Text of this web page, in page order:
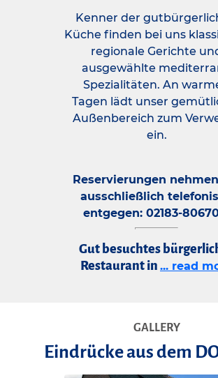
Kenner der
Küche finden bei uns
regionale Gerichte
ausgewählte
Spezialitäten. An
Tagen lädt unser
Außenbereich zum
ein.
Reservierungen
ausschließlich
entgegen: 02183-
Gut besuchtes
Restaurant in ... read
GALLERY
Eindrücke aus dem